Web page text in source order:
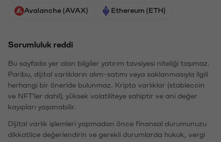
Avalanche (AVAX) Ethereum (ETH)
Sorumluluk reddi
Bu sayfada yer alan bilgiler yatırım tavsiyesi niteliği taşımaz.
Paribu, dijital varlıkların alım-satımı veya saklanmasıyla ilgili
herhangi bir öneride bulunmaz. Kripto varlıklar (stablecoin
ve NFT'ler dahil), yüksek volatiliteye sahiptir ve ani değer
kayıpları yaşanabilir.
Dijital varlık işlemleri yapmadan önce finansal durumunuzu
dikkatlice değerlendirin ve gerekli durumlarda hukuk, vergi